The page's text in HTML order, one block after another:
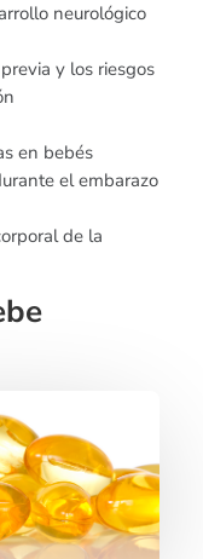
neurológico
y los riesgos
en bebés
el embarazo
de la